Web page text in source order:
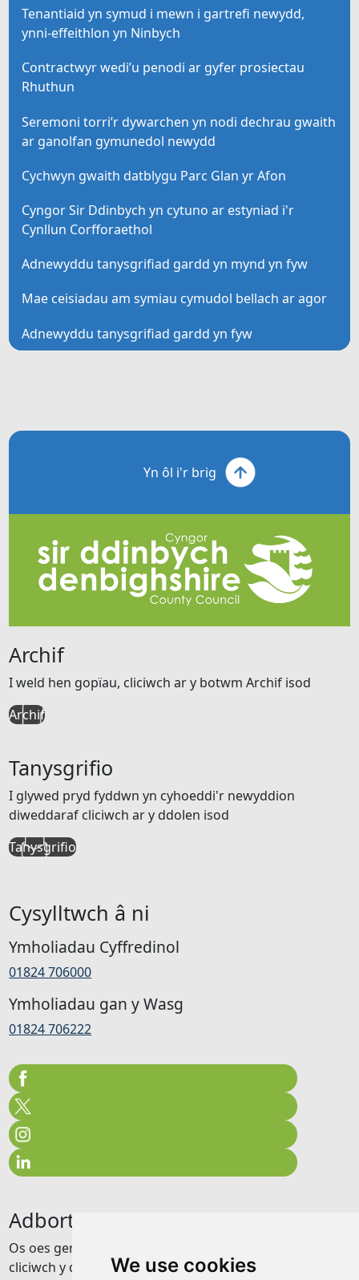
We use cookies
Tenantiaid yn symud i mewn i gartrefi newydd,
ynni-effeithlon yn Ninbych
Contractwyr wedi’u penodi ar gyfer prosiectau
Rhuthun
Seremoni torri’r dywarchen yn nodi dechrau gwaith
ar ganolfan gymunedol newydd
Cychwyn gwaith datblygu Parc Glan yr Afon
Cyngor Sir Ddinbych yn cytuno ar estyniad i'r
Cynllun Corfforaethol
Adnewyddu tanysgrifiad gardd yn mynd yn fyw
Mae ceisiadau am symiau cymudol bellach ar agor
Adnewyddu tanysgrifiad gardd yn fyw
Yn ôl i'r brig
Archif
I weld hen gopïau, cliciwch ar y botwm Archif isod
Archif
Tanysgrifio
I glywed pryd fyddwn yn cyhoeddi'r newyddion
diweddaraf cliciwch ar y ddolen isod
Tanysgrifio
Cysylltwch â ni
Ymholiadau Cyffredinol
01824 706000
Ymholiadau gan y Wasg
01824 706222
Adborth
Os oes gennych unrhyw adborth am y wefan hon
cliciwch y ddolen isod